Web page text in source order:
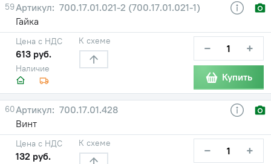
59
700.17.01.021-2 (700.17.01.021-1)
Гайка
Наличие
Цена с НДС
613 руб.
К схеме − +
Купить
60
700.17.01.428
Винт
Цена с НДС
132 руб.
К схеме − +